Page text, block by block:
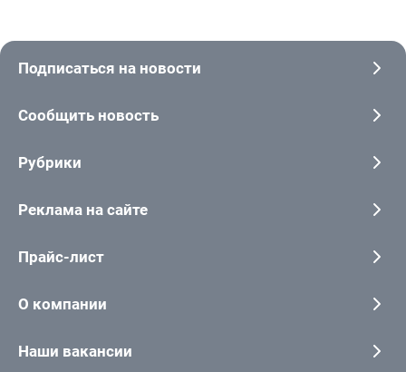
Подписаться на новости
Сообщить новость
Рубрики
Реклама на сайте
Прайс-лист
О компании
Наши вакансии